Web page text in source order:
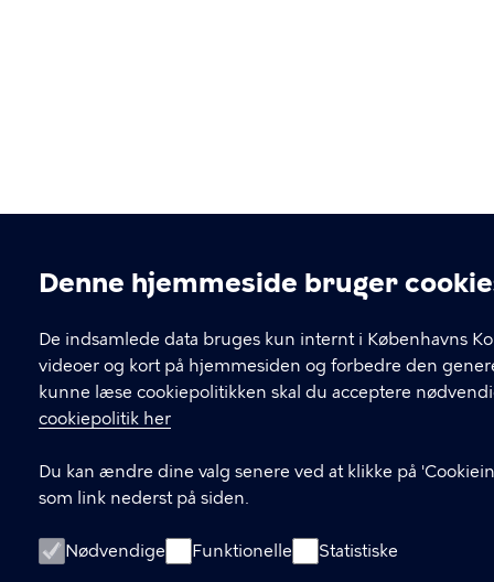
Cookieindstillinger
Denne hjemmeside bruger
De indsamlede data bruges kun internt i Københavns
videoer og kort på hjemmesiden og forbedre den
kunne læse cookiepolitikken skal du acceptere
cookiepolitik her
Du kan ændre dine valg senere ved at klikke på
som link nederst på siden.
Nødvendige Funktionelle Statistiske